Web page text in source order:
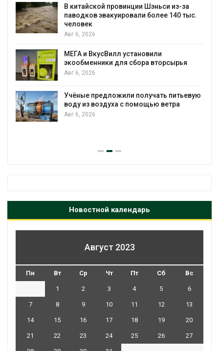
В китайской провинции Шэньси из-за
паводков эвакуировали более 140 тыс.
человек
Авг 6, 2026
МЕГА и ВкусВилл установили
экообменники для сбора вторсырья
Авг 6, 2026
Учёные предложили получать питьевую
воду из воздуха с помощью ветра
Авг 6, 2026
Новостной календарь
Август 2023
Пн Вт Ср Чт Пт Сб Вс
1 2 3 4 5 6
7 8 9 10 11 12 13
14 15 16 17 18 19 20
21 22 23 24 25 26 27